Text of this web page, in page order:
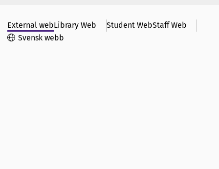
External webLibrary Web Student WebStaff Web
Svensk webb